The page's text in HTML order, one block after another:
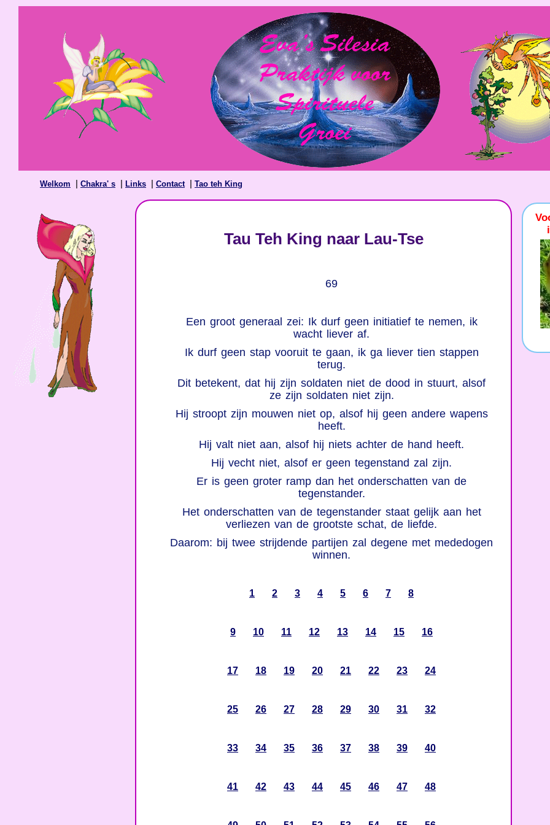
Welkom Chakra' s Links Contact| Tao teh King
Tau Teh King naar Lau-Tse
69
Een groot generaal zei: Ik durf geen initiatief te nemen, ik
wacht liever af.
Ik durf geen stap vooruit te gaan, ik ga liever tien stappen
terug.
Dit betekent, dat hij zijn soldaten niet de dood in stuurt, alsof
ze zijn soldaten niet zijn.
Hij stroopt zijn mouwen niet op, alsof hij geen andere wapens
heeft.
Hij valt niet aan, alsof hij niets achter de hand heeft.
Hij vecht niet, alsof er geen tegenstand zal zijn.
Er is geen groter ramp dan het onderschatten van de
tegenstander.
Het onderschatten van de tegenstander staat gelijk aan het
verliezen van de grootste schat, de liefde.
Daarom: bij twee strijdende partijen zal degene met mededogen
winnen.
1 2 3 4 5 6 7 8
9 10 11 12 13 14 15 16
17 18 19 20 21 22 23 24
25 26 27 28 29 30 31 32
33 34 35 36 37 38 39 40
41 42 43 44 45 46 47 48